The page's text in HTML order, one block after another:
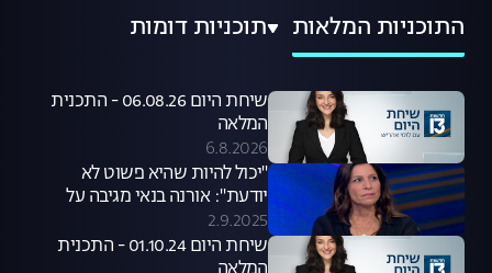
התוכניות המלאות תוכניות דומות
שיחת היום 06.08.26 - התכנית
המלאה
6.8.2026
"יכול להיות שהיא פשוט לא
יודעת": אורנה בנאי מגיבה על
סערת קניית הכלבים שעוררה קרן
פלס
2.9.2025
שיחת היום 01.10.24 - התכנית